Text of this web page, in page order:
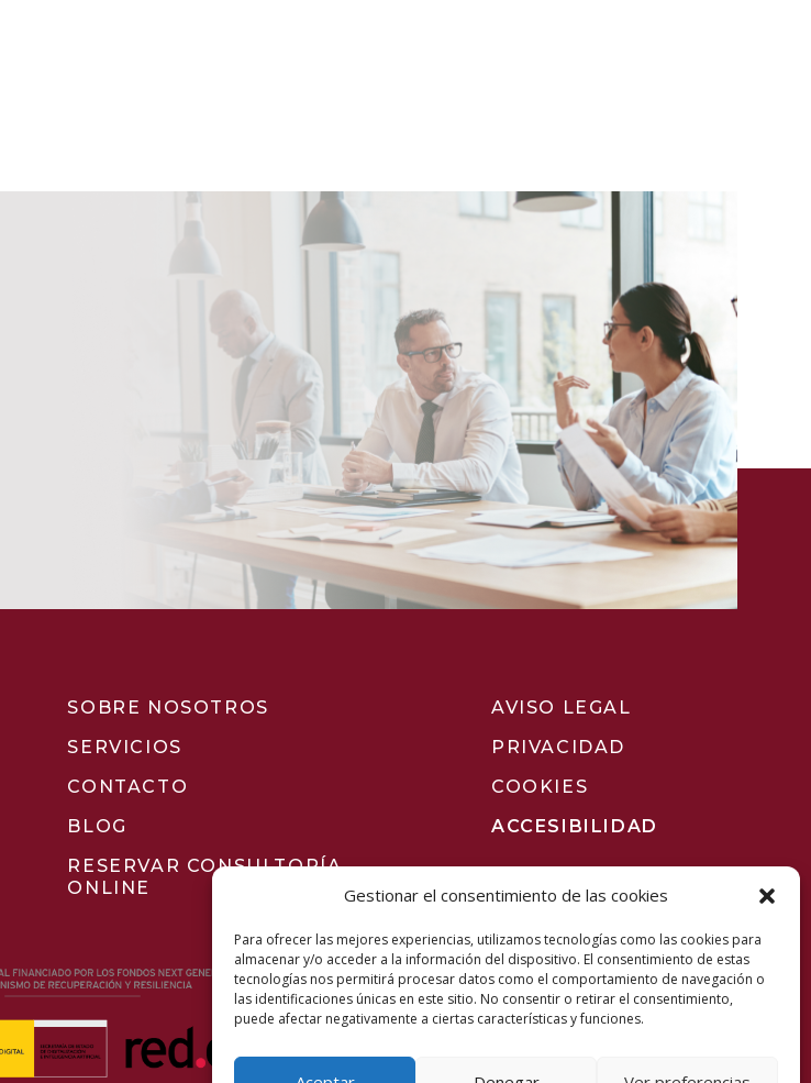
Gestionar el consentimiento de las cookies
Para ofrecer las mejores experiencias, utilizamos tecnologías como las cookies para
almacenar y/o acceder a la información del dispositivo. El consentimiento de estas
tecnologías nos permitirá procesar datos como el comportamiento de navegación o
las identificaciones únicas en este sitio. No consentir o retirar el consentimiento,
puede afectar negativamente a ciertas características y funciones.
SOBRE NOSOTROS
SERVICIOS
CONTACTO
BLOG
RESERVAR CONSULTORÍA
ONLINE
AVISO LEGAL
PRIVACIDAD
COOKIES
ACCESIBILIDAD